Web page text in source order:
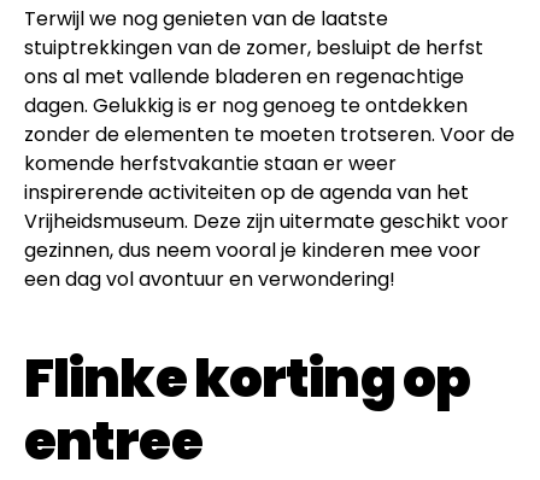
Terwijl we nog genieten van de laatste
stuiptrekkingen van de zomer, besluipt de herfst
ons al met vallende bladeren en regenachtige
dagen. Gelukkig is er nog genoeg te ontdekken
zonder de elementen te moeten trotseren. Voor de
komende herfstvakantie staan er weer
inspirerende activiteiten op de agenda van het
Vrijheidsmuseum. Deze zijn uitermate geschikt voor
gezinnen, dus neem vooral je kinderen mee voor
een dag vol avontuur en verwondering!
Flinke korting op
entree